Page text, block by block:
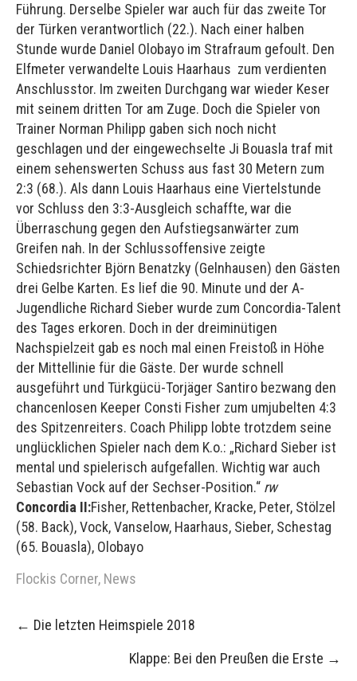
Führung. Derselbe Spieler war auch für das zweite Tor
der Türken verantwortlich (22.). Nach einer halben
Stunde wurde Daniel Olobayo im Strafraum gefoult. Den
Elfmeter verwandelte Louis Haarhaus zum verdienten
Anschlusstor. Im zweiten Durchgang war wieder Keser
mit seinem dritten Tor am Zuge. Doch die Spieler von
Trainer Norman Philipp gaben sich noch nicht
geschlagen und der eingewechselte Ji Bouasla traf mit
einem sehenswerten Schuss aus fast 30 Metern zum
2:3 (68.). Als dann Louis Haarhaus eine Viertelstunde
vor Schluss den 3:3-Ausgleich schaffte, war die
Überraschung gegen den Aufstiegsanwärter zum
Greifen nah. In der Schlussoffensive zeigte
Schiedsrichter Björn Benatzky (Gelnhausen) den Gästen
drei Gelbe Karten. Es lief die 90. Minute und der A-
Jugendliche Richard Sieber wurde zum Concordia-Talent
des Tages erkoren. Doch in der dreiminütigen
Nachspielzeit gab es noch mal einen Freistoß in Höhe
der Mittellinie für die Gäste. Der wurde schnell
ausgeführt und Türkgücü-Torjäger Santiro bezwang den
chancenlosen Keeper Consti Fisher zum umjubelten 4:3
des Spitzenreiters. Coach Philipp lobte trotzdem seine
unglücklichen Spieler nach dem K.o.: „Richard Sieber ist
mental und spielerisch aufgefallen. Wichtig war auch
Sebastian Vock auf der Sechser-Position.“ rw
Concordia II:Fisher, Rettenbacher, Kracke, Peter, Stölzel
(58. Back), Vock, Vanselow, Haarhaus, Sieber, Schestag
(65. Bouasla), Olobayo
Flockis Corner, News
Post
← Die letzten Heimspiele 2018
Klappe: Bei den Preußen die Erste →